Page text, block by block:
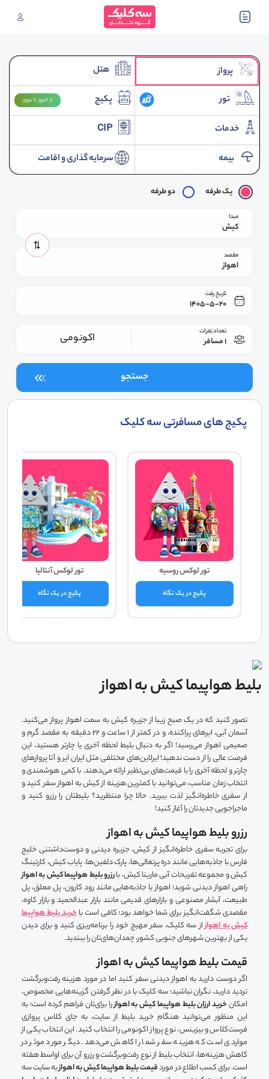
پرواز هتل
تور پکیج از امروز تا نوروز
خدمات CIP
بیمه سرمایه گذاری و اقامت
یک طرفه دو طرفه
مبدا
کیش
مقصد
اهواز
تاریخ رفت
1405-5-20
تعداد نفرات
1 مسافر اکونومی
جستجو
پکیج های مسافرتی سه کلیک
تور لوکس روسیه
پکیج در یک نگاه
تور لوکس آنتالیا
پکیج در یک نگاه
بلیط هواپیما کیش به اهواز
تصور کنید که در یک صبح زیبا از جزیره کیش به سمت اهواز پرواز می‌کنید.
آسمان آبی، ابرهای پراکنده، و در کمتر از ۱ ساعت و ۲۲ دقیقه به مقصد گرم و
صمیمی اهواز می‌رسید! اگر به دنبال بلیط لحظه آخری یا چارتر هستید، این
فرصت عالی را از دست ندهید! ایرلاین‌های مختلفی مثل ایران ایر و آتا پروازهای
چارتر و لحظه آخری را با قیمت‌های بی‌نظیر ارائه می‌دهند. با کمی هوشمندی و
انتخاب زمان مناسب، می‌توانید با کمترین هزینه از کیش به اهواز سفر کنید و
از سفری خاطره‌انگیز لذت ببرید. حالا چرا منتظرید؟ بلیطتان را رزرو کنید و
ماجراجویی جدیدتان را آغاز کنید!
رزرو بلیط هواپیما کیش به اهواز
برای تجربه سفری خاطره‌انگیز از کیش، جزیره دیدنی و دوست‌داشتنی خلیج
فارس با جاذبه‌هایی مانند دره پرتغالی‌ها، پارک دلفین‌ها، پایاب کیش، کارتینگ
کیش و مجموعه تفریحات آبی مارینا کیش، بارزرو بلیط هواپیما کیش به اهواز
راهی اهواز دیدنی شوید؛ اهواز با جاذبه‌هایی مانند رود کارون، پل معلق، پل
طبیعت، آبشار مصنوعی و بازارهای قدیمی مانند بازار عبدالحمید و بازار کاوه،
مقصدی شگفت‌انگیز برای شما خواهد بود؛ کافی است باخرید بلیط هواپیما
کیش به اهوازاز سه کلیک، سفر مهیج خود را برنامه‌ریزی کنید و برای دیدن
یکی از بهترین شهرهای جنوبی کشور، چمدان‌های‌تان را ببندید.
قیمت بلیط هواپیما کیش به اهواز
اگر دوست دارید به اهواز دیدنی سفر کنید اما در مورد هزینه رفت‌وبرگشت
تردید دارید، نگران نباشید؛ سه کلیک با در نظر گرفتن گزینه‌هایی مخصوص،
امکانخرید ارزان بلیط هواپیما کیش به اهوازرا برای‌تان فراهم کرده است؛ به
این منظور می‌توانید هنگام خرید بلیط از سایت، به جای کلاس پروازی
فرست‌کلاس و بیزینس، نوع پرواز اکونومی را انتخاب کنید. این انتخاب یکی از
مواردی است که هزینه سفر شما را کاهش می‌دهد. دیگر مورد موثر در
کاهش هزینه‌ها، انتخاب بلیط از نوع رفت‌وبرگشت و رزرو آن برای اواسط هفته
است. برای کسب اطلاع در موردقیمت بلیط هواپیما کیش به اهوازبه سایت سه